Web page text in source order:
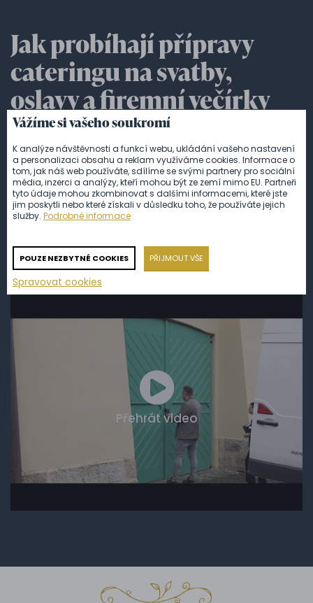
Jak probíhají přípravy
cateringu na svatby,
oslavy a firemní večírky
předchází tomu, než přijedete na místo konání oslavy
narozenin, svatby nebo firemní akce. Od prvního úklidu a
dovozu vybavení, přes prostření stolů a výzdobu, až po
vaření a servírování. Každá akce začíná pečlivou přípravou,
díky které může celý den proběhnout hladce a bez starostí.
vytvoří výjimečnou událost.
Přehrát video
Vážíme si vašeho soukromí
K analýze návštěvnosti a funkcí webu, ukládání vašeho nastavení
a personalizaci obsahu a reklam využíváme cookies. Informace o
tom, jak náš web používáte, sdílíme se svými partnery pro sociální
média, inzerci a analýzy, kteří mohou být ze zemí mimo EU. Partneři
tyto údaje mohou zkombinovat s dalšími informacemi, které jste
jim poskytli nebo které získali v důsledku toho, že používáte jejich
služby.Podrobné informace
POUZE NEZBYTNÉ COOKIES PŘIJMOUT VŠE
Spravovat cookies